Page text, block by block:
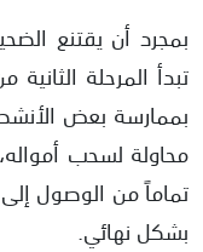
بمجرد أن يقتنع
تبدأ المرحلة
بممارسة بعض
محاولة لسحب
تماماً من الوصول
بشكل نهائي.